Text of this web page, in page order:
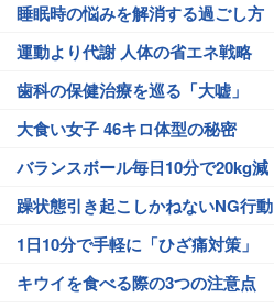
睡眠時の悩みを解消する過ごし方
運動より代謝 人体の省エネ戦略
歯科の保健治療を巡る「大嘘」
大食い女子 46キロ体型の秘密
バランスボール毎日10分で20kg減
躁状態引き起こしかねないNG行動
1日10分で手軽に「ひざ痛対策」
キウイを食べる際の3つの注意点